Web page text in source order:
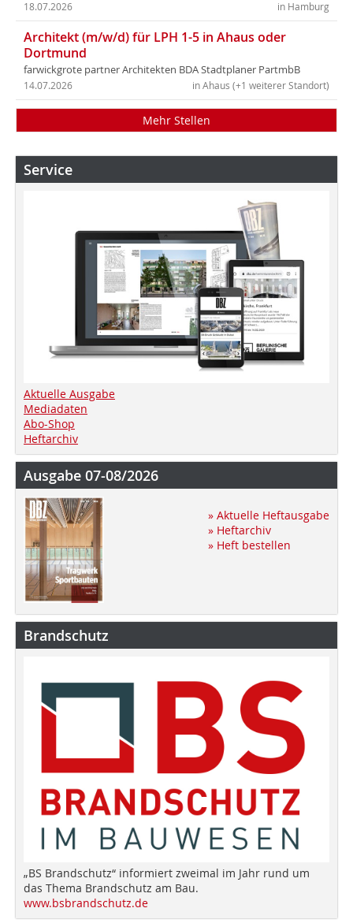
in Hamburg
18.07.2026
Architekt (m/w/d) für LPH 1-5 in Ahaus oder
Dortmund
farwickgrote partner Architekten BDA Stadtplaner PartmbB
in Ahaus (+1 weiterer Standort)
14.07.2026
Mehr Stellen
Service
Aktuelle Ausgabe
Mediadaten
Abo-Shop
Heftarchiv
Ausgabe 07-08/2026
» Aktuelle Heftausgabe
» Heftarchiv
» Heft bestellen
Brandschutz
„BS Brandschutz“ informiert zweimal im Jahr rund um
das Thema Brandschutz am Bau.
www.bsbrandschutz.de